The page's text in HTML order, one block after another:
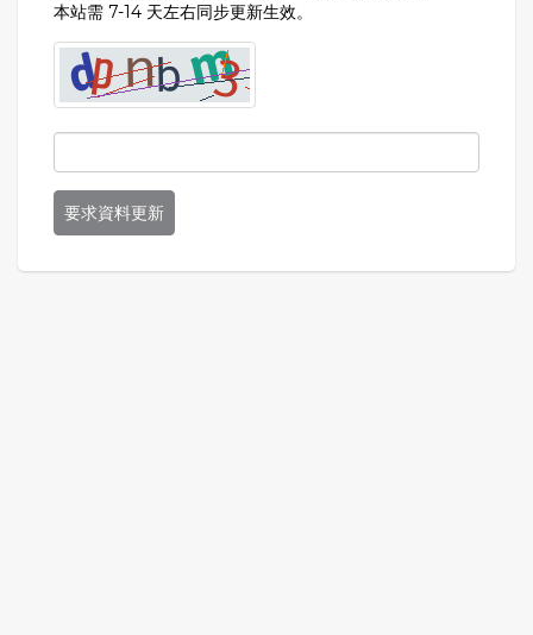
本站需 7-14 天左右同步更新生效。
要求資料更新